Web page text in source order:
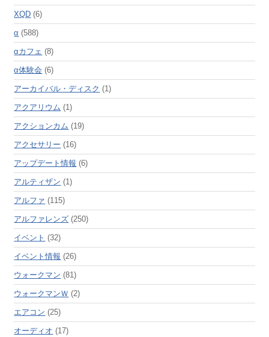
XQD (6)
α (588)
αカフェ (8)
α体験会 (6)
アーカイバル・ディスク (1)
アクアリウム (1)
アクションカム (19)
アクセサリー (16)
アップデート情報 (6)
アルティザン (1)
アルファ (115)
アルファレンズ (250)
イベント (32)
イベント情報 (26)
ウォークマン (81)
ウォークマンＷ (2)
エアコン (25)
オーディオ (17)